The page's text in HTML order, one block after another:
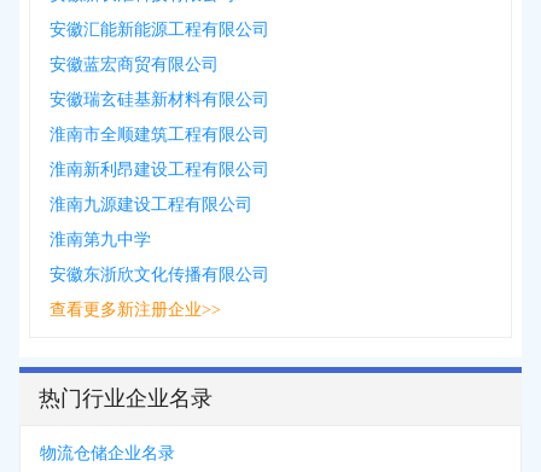
安徽汇能新能源工程有限公司
安徽蓝宏商贸有限公司
安徽瑞玄硅基新材料有限公司
淮南市全顺建筑工程有限公司
淮南新利昂建设工程有限公司
淮南九源建设工程有限公司
淮南第九中学
安徽东浙欣文化传播有限公司
查看更多新注册企业>>
热门行业企业名录
物流仓储企业名录